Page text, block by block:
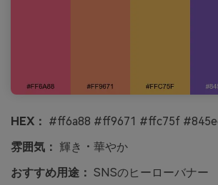
HEX： #ff6a88 #ff9671 #ffc75f
雰囲気： 輝き・華やか
おすすめ用途： SNSのヒーローバナー